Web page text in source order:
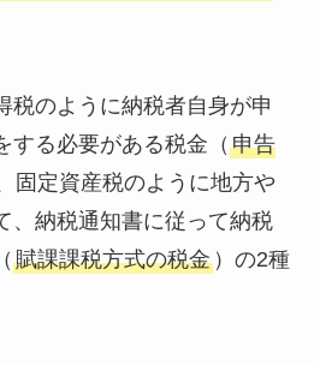
税のように納税者自身が申
する必要がある税金（ 申告
固定資産税のように地方や
、納税通知書に従って納税
賦課課税方式の税金）の2種